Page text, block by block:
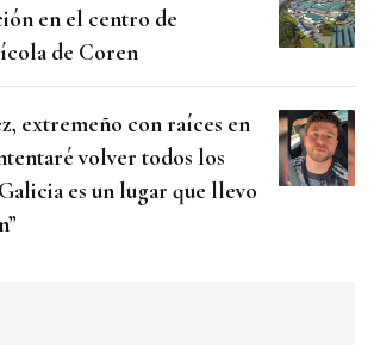
en el centro de
de Coren
extremeño con raíces en
volver todos los
es un lugar que llevo